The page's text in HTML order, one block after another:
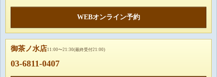
WEBオンライン予約
御茶ノ水店11:00〜21:30(最終受付21:00)
03-6811-0407